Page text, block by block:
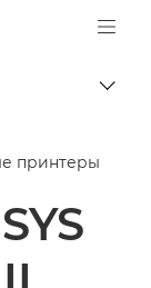
Logo, back to
принтеры